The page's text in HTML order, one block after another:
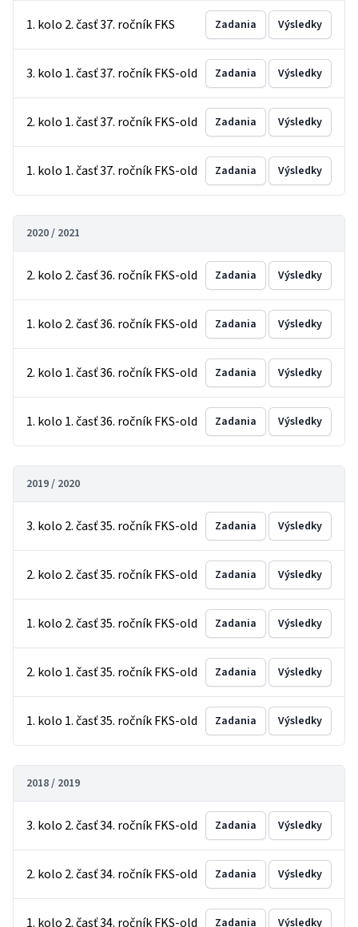
1. kolo 2. časť 37. ročník FKS Zadania Výsledky
3. kolo 1. časť 37. ročník FKS-old Zadania Výsledky
2. kolo 1. časť 37. ročník FKS-old Zadania Výsledky
1. kolo 1. časť 37. ročník FKS-old Zadania Výsledky
2020 / 2021
2. kolo 2. časť 36. ročník FKS-old Zadania Výsledky
1. kolo 2. časť 36. ročník FKS-old Zadania Výsledky
2. kolo 1. časť 36. ročník FKS-old Zadania Výsledky
1. kolo 1. časť 36. ročník FKS-old Zadania Výsledky
2019 / 2020
3. kolo 2. časť 35. ročník FKS-old Zadania Výsledky
2. kolo 2. časť 35. ročník FKS-old Zadania Výsledky
1. kolo 2. časť 35. ročník FKS-old Zadania Výsledky
2. kolo 1. časť 35. ročník FKS-old Zadania Výsledky
1. kolo 1. časť 35. ročník FKS-old Zadania Výsledky
2018 / 2019
3. kolo 2. časť 34. ročník FKS-old Zadania Výsledky
2. kolo 2. časť 34. ročník FKS-old Zadania Výsledky
1. kolo 2. časť 34. ročník FKS-old Zadania Výsledky